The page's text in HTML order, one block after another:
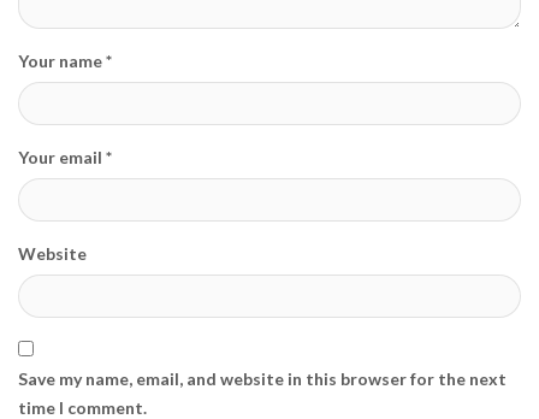
Your name *
Your email *
Website
Save my name, email, and website in this browser for the next
time I comment.